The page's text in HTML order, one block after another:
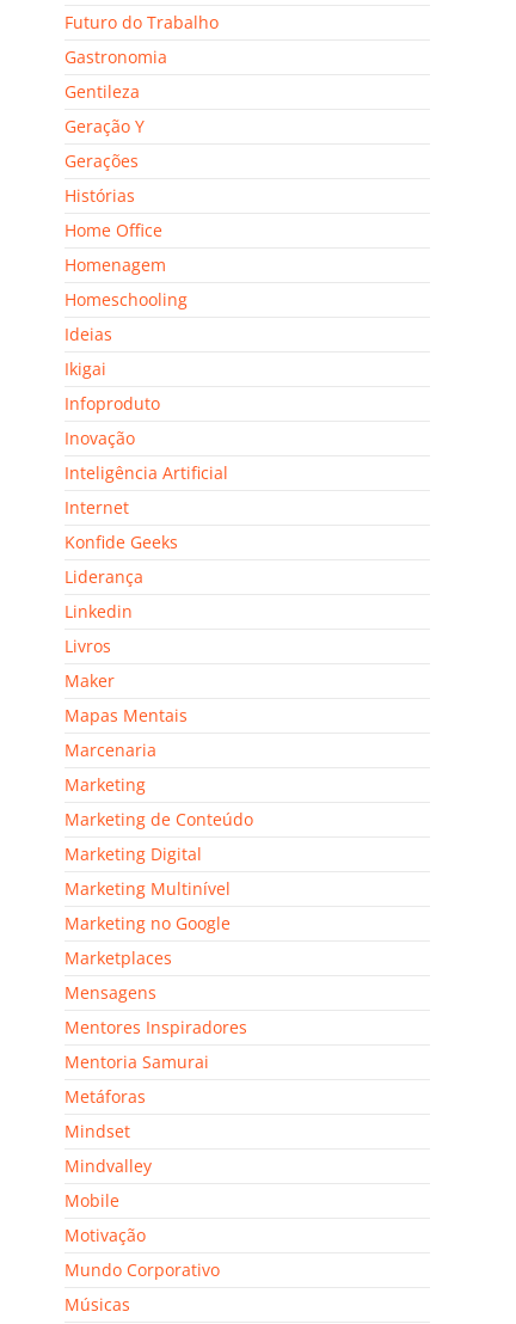
Futuro do Trabalho
Gastronomia
Gentileza
Geração Y
Gerações
Histórias
Home Office
Homenagem
Homeschooling
Ideias
Ikigai
Infoproduto
Inovação
Inteligência Artificial
Internet
Konfide Geeks
Liderança
Linkedin
Livros
Maker
Mapas Mentais
Marcenaria
Marketing
Marketing de Conteúdo
Marketing Digital
Marketing Multinível
Marketing no Google
Marketplaces
Mensagens
Mentores Inspiradores
Mentoria Samurai
Metáforas
Mindset
Mindvalley
Mobile
Motivação
Mundo Corporativo
Músicas